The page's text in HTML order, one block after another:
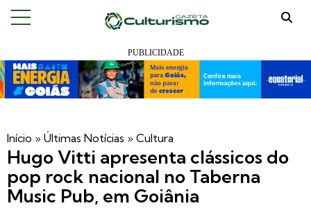
Início » Últimas Notícias » Cultura
Hugo Vitti apresenta clássicos do
pop rock nacional no Taberna
Music Pub, em Goiânia